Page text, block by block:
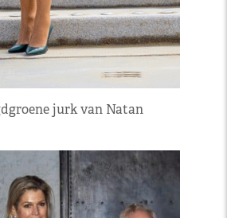
jurk van Natan